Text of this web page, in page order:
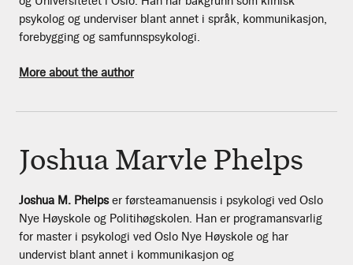
psykolog og underviser blant annet i språk, kommunikasjon,
forebygging og samfunnspsykologi.
More about the author
Joshua Marvle Phelps
Joshua M. Phelpser førsteamanuensis i psykologi ved Oslo
Nye Høyskole og Politihøgskolen. Han er programansvarlig
for master i psykologi ved Oslo Nye Høyskole og har
undervist blant annet i kommunikasjon og